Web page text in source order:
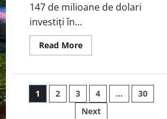
147 de milioane de dolari
investiți în...
Read MoreRead
more
consolidează
infrastructura
energetică
bazată
Paginație
1 2 3 4 …
30
Next